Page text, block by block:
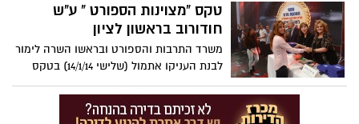
של בני ובנות הגימנסיה.
טקס "מצוינות הספורט " ע"ש
חודורוב בראשון לציון
משרד התרבות והספורט ובראשו השרה לימור
לבנת העניקו אתמול (שלישי 14/1/14) בטקס
חגיגי פרסים בשווי של למעלה 1.1 מיליון
מאמנים שהגיעו להישגים יוצאי דופן